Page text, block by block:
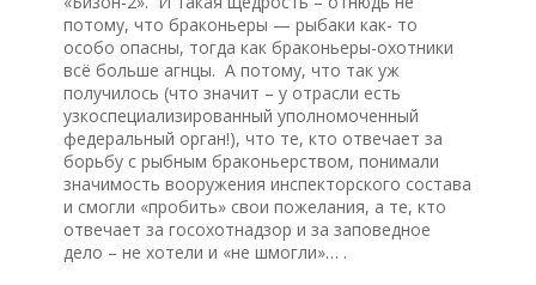
потому, что браконьеры — рыбаки как- то
особо опасны, тогда как браконьеры-охотники
всё больше агнцы. А потому, что так уж
получилось (что значит – у отрасли есть
узкоспециализированный уполномоченный
федеральный орган!), что те, кто отвечает за
борьбу с рыбным браконьерством, понимали
значимость вооружения инспекторского состава
и смогли «пробить» свои пожелания, а те, кто
отвечает за госохотнадзор и за заповедное
дело – не хотели и «не шмогли»… .